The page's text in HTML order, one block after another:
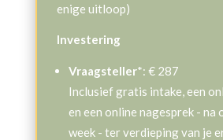
enige uitloop)
Investering
Vraagsteller*: € 287
Inclusief gratis intake, een
en een online nagesprek - na
week - ter verdieping van je